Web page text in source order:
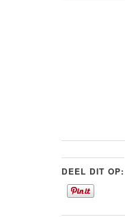
DEEL DIT OP: